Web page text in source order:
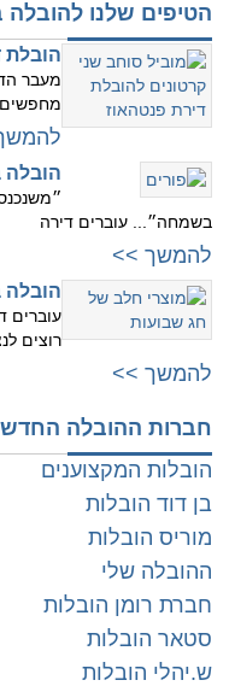
הטיפים שלנו להובלה
הובלת
מעבר
מחפשים
הובלה
בשמחה״... עוברים דירה
להמשך >>
הובלה
עוברים
רוצים
להמשך >>
חברות ההובלה
הובלות המקצוענים
בן דוד הובלות
מוריס הובלות
ההובלה שלי
חברת רומן הובלות
סטאר הובלות
ש.יהלי הובלות